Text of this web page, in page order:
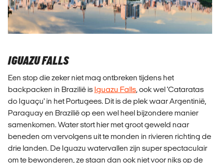
IGUAZU FALLS
Een stop die zeker niet mag ontbreken tijdens het
backpacken in Brazilië is Iguazu Falls, ook wel 'Cataratas
do Iguaçu' in het Portugees. Dit is de plek waar Argentinië,
Paraguay en Brazilië op een wel heel bijzondere manier
samenkomen. Water stort hier met groot geweld naar
beneden om vervolgens uit te monden in rivieren richting de
drie landen. De Iguazu watervallen zijn super spectaculair
om te bewonderen, ze staan dan ook niet voor niks op de